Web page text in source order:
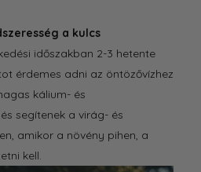
a kulcs
időszakban 2-3 hetente
érdemes adni az öntözővízhez
kálium- és
segítenek a virág- és
amikor a növény pihen, a
kell.